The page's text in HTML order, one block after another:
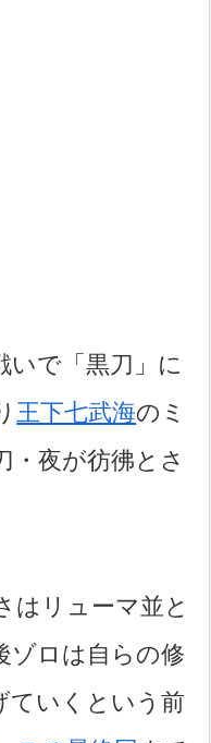
いで「黒刀」に
王下七武海のミ
・夜が彷彿とさ
はリューマ並と
ゾロは自らの修
ていくという前